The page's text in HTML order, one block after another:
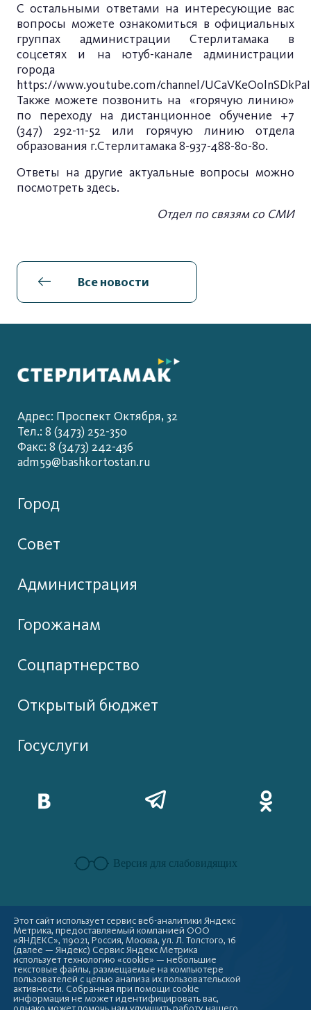
С остальными ответами на интересующие вас
вопросы можете ознакомиться в официальных
группах администрации Стерлитамака в
соцсетях и на ютуб-канале администрации
города
https://www.youtube.com/channel/
Также можете позвонить на «горячую линию»
по переходу на дистанционное обучение +7
(347) 292-11-52 или горячую линию отдела
образования г.Стерлитамака 8-937-488-80-80.
Ответы на другие актуальные вопросы можно
посмотреть здесь.
Отдел по связям со СМИ
Все новости
Адрес: Проспект Октября, 32
Тел.: 8 (3473) 252-350
Факс: 8 (3473) 242-436
adm59@bashkortostan.ru
Город
Совет
Администрация
Горожанам
Соцпартнерство
Открытый бюджет
Госуслуги
Версия для слабовидящих
Этот сайт использует сервис веб-аналитики Яндекс
Метрика, предоставляемый компанией ООО
«ЯНДЕКС», 119021, Россия, Москва, ул. Л. Толстого, 16
(далее — Яндекс) Сервис Яндекс Метрика
использует технологию «cookie» — небольшие
текстовые файлы, размещаемые на компьютере
пользователей с целью анализа их пользовательской
активности. Собранная при помощи cookie
информация не может идентифицировать вас,